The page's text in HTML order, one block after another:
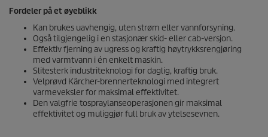
Fordeler på et øyeblikk
Kan brukes uavhengig, uten strøm eller vannforsyning.
Også tilgjengelig i en stasjonær skid- eller cab-versjon.
Effektiv fjerning av ugress og kraftig høytrykksrengjøring
med varmtvann i én enkelt maskin.
Slitesterk industriteknologi for daglig, kraftig bruk.
Velprøvd Kärcher-brennerteknologi med integrert
varmeveksler for maksimal effektivitet.
Den valgfrie tospraylanseoperasjonen gir maksimal
effektivitet og muliggjør full bruk av ytelsesevnen.